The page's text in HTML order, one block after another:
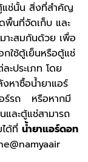
แช่นั้น สิ่งที่สำคัญ
นที่จัดเก็บ และ
าะสมกันด้วย เพื่อ
ใช้ตู้เย็นหรือตู้แช่
ะประเภท โดย
หาซื้อน้ำยาแอร์
อร์รถ หรือหากมี
ละตู้แช่สามารถ
ด้ที่ น้ำยาแอร์ดอท